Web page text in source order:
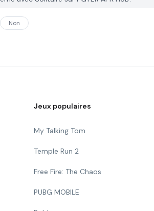
Non
Jeux populaires
My Talking Tom
Temple Run 2
Free Fire: The Chaos
PUBG MOBILE